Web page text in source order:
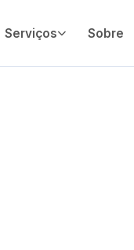
Serviços Sobre